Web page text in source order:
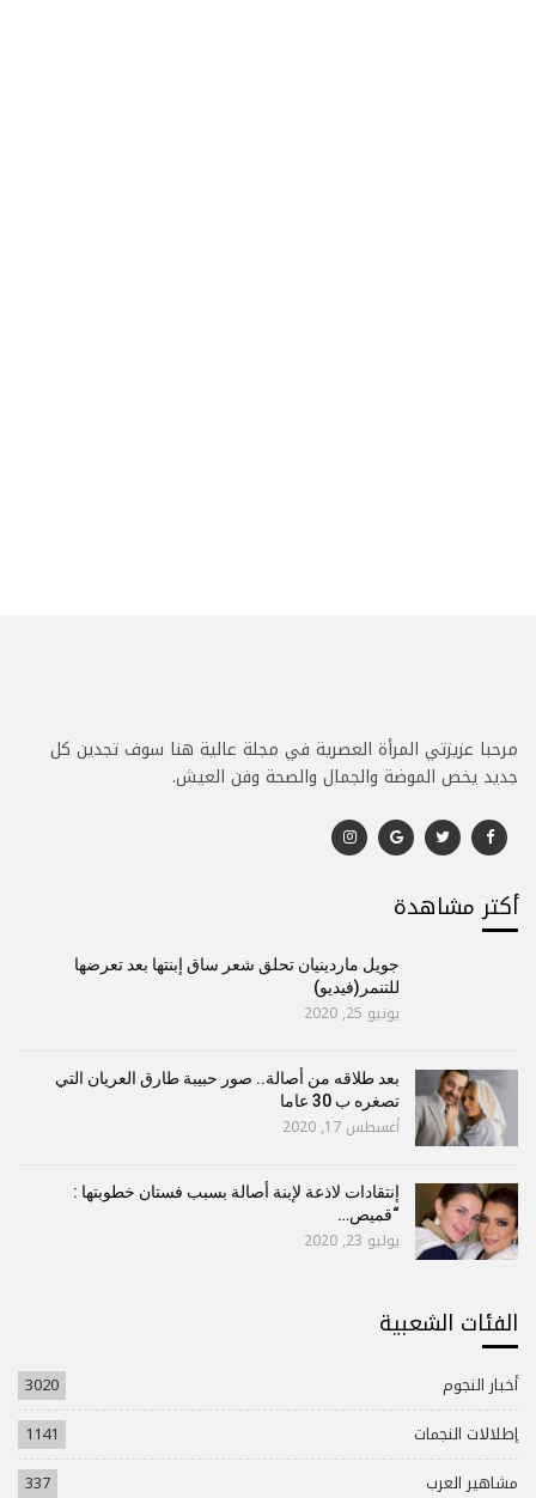
مرحبا عزيزتي المرأة العصرية في مجلة عالية هنا سوف تجدين كل
جديد يخص الموضة والجمال والصحة وفن العيش.
أكتر مشاهدة
جويل ماردينيان تحلق شعر ساق إبنتها بعد تعرضها
للتنمر(فيديو)
يونيو 25, 2020
بعد طلاقه من أصالة.. صور حبيبة طارق العريان التي
تصغره ب 30 عاما
أغسطس 17, 2020
إنتقادات لاذعة لإبنة أصالة بسبب فستان خطوبتها :
“قميص…
يوليو 23, 2020
الفئات الشعبية
أخبار النجوم
3020
إطلالات النجمات
1141
مشاهير العرب
337